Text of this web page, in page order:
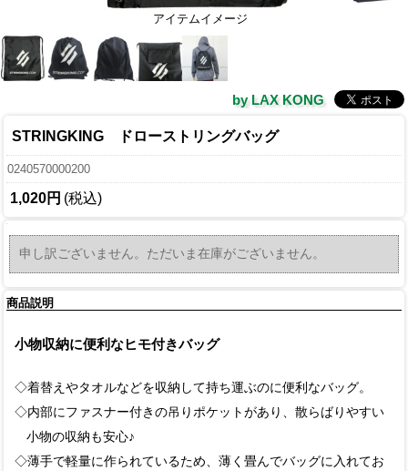
アイテムイメージ
by LAX KONG
STRINGKING ドローストリングバッグ
0240570000200
1,020円 (税込)
申し訳ございません。ただいま在庫がございません。
商品説明
小物収納に便利なヒモ付きバッグ
◇着替えやタオルなどを収納して持ち運ぶのに便利なバッグ。
◇内部にファスナー付きの吊りポケットがあり、散らばりやすい
小物の収納も安心♪
◇薄手で軽量に作られているため、薄く畳んでバッグに入れてお